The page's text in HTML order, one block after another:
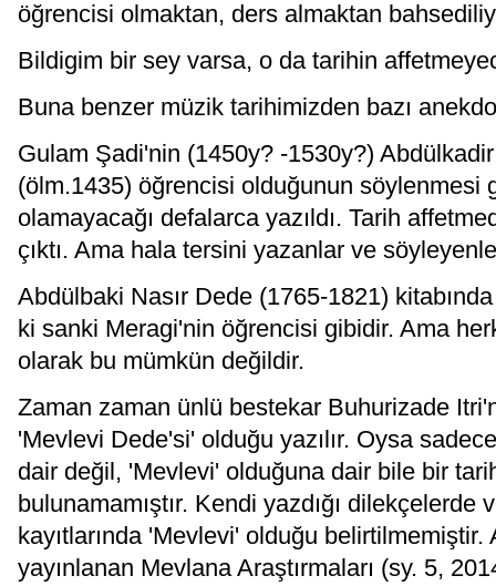
öğrencisi olmaktan, ders almaktan
Bildigim bir sey varsa, o da tarihin
Buna benzer müzik tarihimizden bazı
Gulam Şadi'nin (1450y? -1530y?)
(ölm.1435) öğrencisi olduğunun söylenmesi
olamayacağı defalarca yazıldı. Tarih
çıktı. Ama hala tersini yazanlar ve
Abdülbaki Nasır Dede (1765-1821)
ki sanki Meragi'nin öğrencisi gibidir. Ama
olarak bu mümkün değildir.
Zaman zaman ünlü bestekar Buhurizade
'Mevlevi Dede'si' olduğu yazılır. Oysa
dair değil, 'Mevlevi' olduğuna dair bile bir
bulunamamıştır. Kendi yazdığı dilekçelerde
kayıtlarında 'Mevlevi' olduğu
yayınlanan Mevlana Araştırmaları (sy. 5,